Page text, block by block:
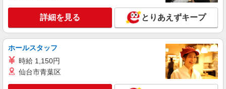
詳細を見る とりあえずキープ
ホールスタッフ
時給 1,150円
仙台市青葉区